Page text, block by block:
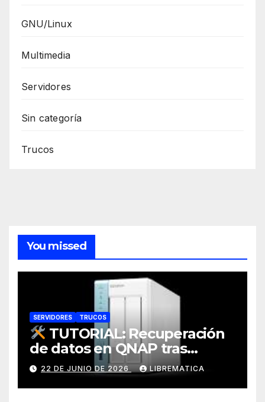
GNU/Linux
Multimedia
Servidores
Sin categoría
Trucos
You missed
SERVIDORES TRUCOS
TUTORIAL: Recuperación
de datos en QNAP tras
corrupción de sistema
operativo (Error: Grupo de
almacenamiento no activo)
22 DE JUNIO DE 2026 LIBREMATICA